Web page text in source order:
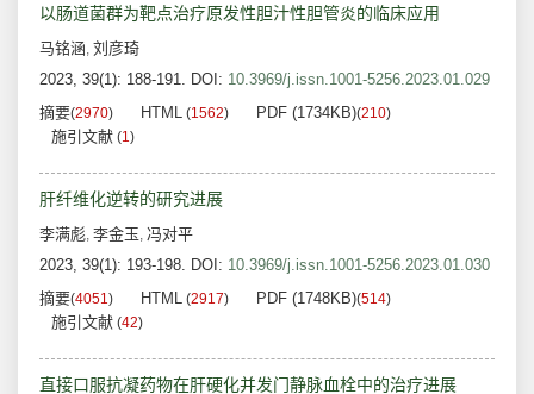
以肠道菌群为靶点治疗原发性胆汁性胆管炎的临床应用
马铭涵, 刘彦琦
2023, 39(1): 188-191. DOI: 10.3969/j.issn.1001-5256.2023.01.029
摘要(2970) HTML (1562) PDF (1734KB)(210)
施引文献 (1)
肝纤维化逆转的研究进展
李满彪, 李金玉, 冯对平
2023, 39(1): 193-198. DOI: 10.3969/j.issn.1001-5256.2023.01.030
摘要(4051) HTML (2917) PDF (1748KB)(514)
施引文献 (42)
直接口服抗凝药物在肝硬化并发门静脉血栓中的治疗进展